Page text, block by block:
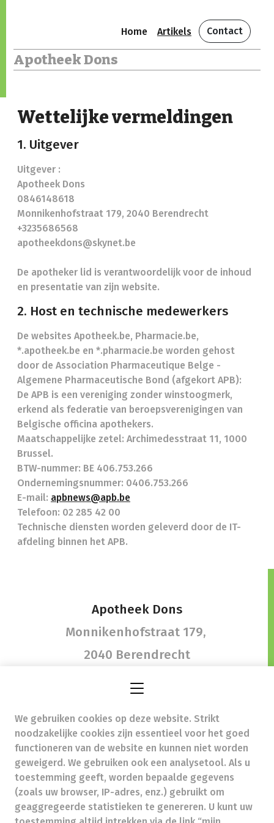
Home Artikels Contact
Apotheek Dons
Wettelijke vermeldingen
1. Uitgever
Uitgever :
Apotheek Dons
0846148618
Monnikenhofstraat 179, 2040 Berendrecht
+3235686568
apotheekdons@skynet.be
De apotheker lid is verantwoordelijk voor de inhoud
en presentatie van zijn website.
2. Host en technische medewerkers
De websites Apotheek.be, Pharmacie.be,
*.apotheek.be en *.pharmacie.be worden gehost
door de Association Pharmaceutique Belge -
Algemene Pharmaceutische Bond (afgekort APB):
De APB is een vereniging zonder winstoogmerk,
erkend als federatie van beroepsverenigingen van
Belgische officina apothekers.
Maatschappelijke zetel: Archimedesstraat 11, 1000
Brussel.
BTW-nummer: BE 406.753.266
Ondernemingsnummer: 0406.753.266
E-mail: apbnews@apb.be
Telefoon: 02 285 42 00
Technische diensten worden geleverd door de IT-
afdeling binnen het APB.
Apotheek Dons
Monnikenhofstraat 179,
2040 Berendrecht
apotheekdons@skynet.be - Ondernemingsnummer
(BTW nr.) (BE)0846148618
Beroepstitel: Apotheker werkzaam in België
Beroepsvereniging: Algemene Pharmaceutische
Bond autorisatienummer FAGG 110359
Valt onder toezicht van de Orde der Apothekers,
02/537.42.67, Henri Jasparlaan 94 1060 Brussel
We gebruiken cookies op deze website. Strikt
noodzakelijke cookies zijn essentieel voor het goed
functioneren van de website en kunnen niet worden
geweigerd. We gebruiken ook een analysetool. Als u
toestemming geeft, worden bepaalde gegevens
(zoals uw browser, IP-adres, enz.) gebruikt om
geaggregeerde statistieken te genereren. U kunt uw